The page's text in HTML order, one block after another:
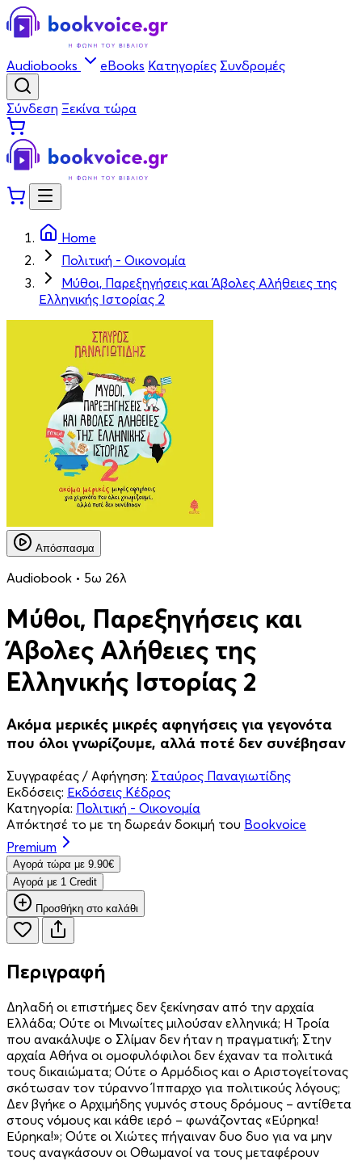
Audiobooks eBooks Κατηγορίες Συνδρομές
Σύνδεση Ξεκίνα τώρα
Home
Πολιτική - Οικονομία
Μύθοι, Παρεξηγήσεις και Άβολες Αλήθειες της
Ελληνικής Ιστορίας 2
Απόσπασμα
Audiobook • 5ω 26λ
Μύθοι, Παρεξηγήσεις και
Άβολες Αλήθειες της
Ελληνικής Ιστορίας 2
Ακόμα μερικές μικρές αφηγήσεις για γεγονότα
που όλοι γνωρίζουμε, αλλά ποτέ δεν συνέβησαν
Συγγραφέας / Αφήγηση: Σταύρος Παναγιωτίδης
Εκδόσεις: Εκδόσεις Κέδρος
Κατηγορία: Πολιτική - Οικονομία
Απόκτησέ το με τη δωρεάν δοκιμή του Bookvoice
Premium
Aγορά τώρα με 9.90€
Aγορά με 1 Credit
Προσθήκη στο καλάθι
Περιγραφή
Δηλαδή οι επιστήμες δεν ξεκίνησαν από την αρχαία
Ελλάδα; Ούτε οι Μινωίτες μιλούσαν ελληνικά; Η Τροία
που ανακάλυψε ο Σλίμαν δεν ήταν η πραγματική; Στην
αρχαία Αθήνα οι ομοφυλόφιλοι δεν έχαναν τα πολιτικά
τους δικαιώματα; Ούτε ο Αρμόδιος και ο Αριστογείτονας
σκότωσαν τον τύραννο Ίππαρχο για πολιτικούς λόγους;
Δεν βγήκε ο Αρχιμήδης γυμνός στους δρόμους – αντίθετα
στους νόμους και κάθε ιερό – φωνάζοντας «Εύρηκα!
Εύρηκα!»; Ούτε οι Χιώτες πήγαιναν δυο δυο για να μην
τους αναγκάσουν οι Οθωμανοί να τους μεταφέρουν